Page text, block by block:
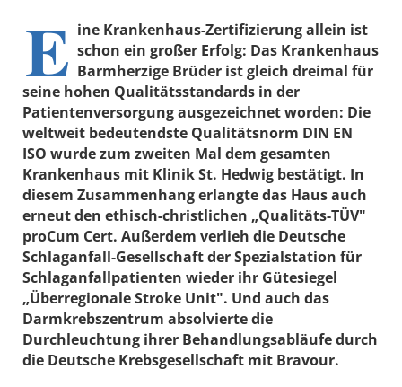
E ine Krankenhaus-Zertifizierung allein ist
schon ein großer Erfolg: Das Krankenhaus
Barmherzige Brüder ist gleich dreimal für
seine hohen Qualitätsstandards in der
Patientenversorgung ausgezeichnet worden: Die
weltweit bedeutendste Qualitätsnorm DIN EN
ISO wurde zum zweiten Mal dem gesamten
Krankenhaus mit Klinik St. Hedwig bestätigt. In
diesem Zusammenhang erlangte das Haus auch
erneut den ethisch-christlichen „Qualitäts-TÜV"
proCum Cert. Außerdem verlieh die Deutsche
Schlaganfall-Gesellschaft der Spezialstation für
Schlaganfallpatienten wieder ihr Gütesiegel
„Überregionale Stroke Unit". Und auch das
Darmkrebszentrum absolvierte die
Durchleuchtung ihrer Behandlungsabläufe durch
die Deutsche Krebsgesellschaft mit Bravour.